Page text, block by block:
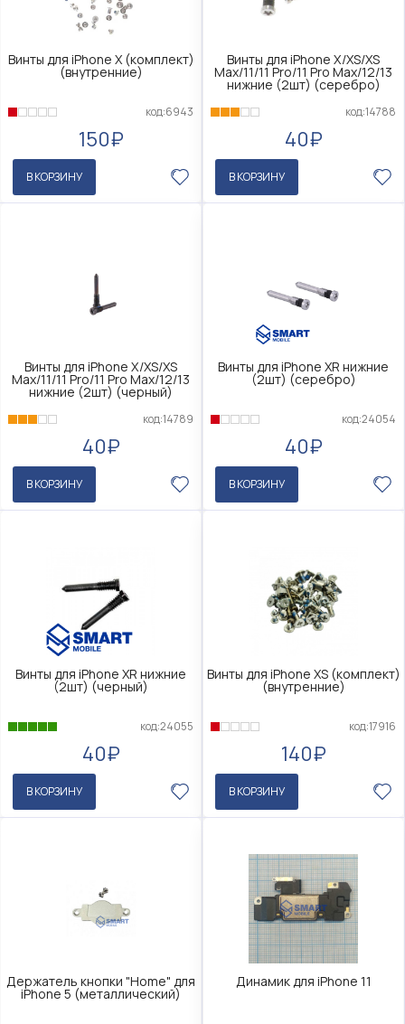
Винты для iPhone X (комплект)
(внутренние)
код:6943
150₽
В КОРЗИНУ
Винты для iPhone X/XS/XS
Max/11/11 Pro/11 Pro Max/12/13
нижние (2шт) (серебро)
код:14788
40₽
В КОРЗИНУ
Винты для iPhone X/XS/XS
Max/11/11 Pro/11 Pro Max/12/13
нижние (2шт) (черный)
код:14789
40₽
В КОРЗИНУ
Винты для iPhone XR нижние
(2шт) (серебро)
код:24054
40₽
В КОРЗИНУ
Винты для iPhone XR нижние
(2шт) (черный)
код:24055
40₽
В КОРЗИНУ
Винты для iPhone XS (комплект)
(внутренние)
код:17916
140₽
В КОРЗИНУ
Держатель кнопки "Home" для
iPhone 5 (металлический)
Динамик для iPhone 11